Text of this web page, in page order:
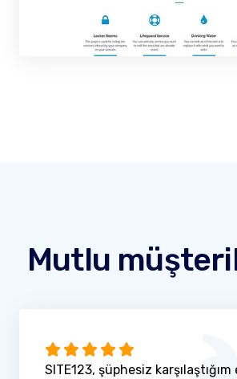
Mutlu
SITE123, şüphesiz